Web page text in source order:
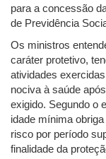
para a concessão
de Previdência
Os ministros
caráter protetivo,
atividades
nociva à saúde
exigido. Segundo o
idade mínima
risco por período
finalidade da